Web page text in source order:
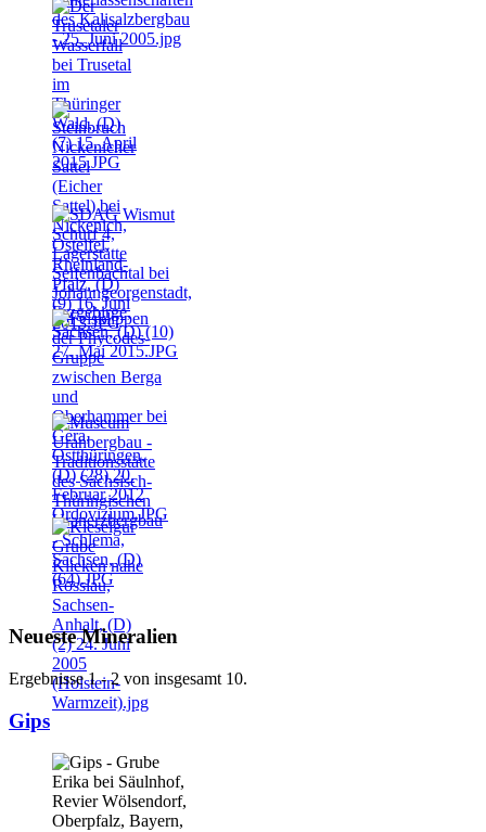
Neueste Mineralien
Ergebnisse 1 - 2 von insgesamt 10.
Gips